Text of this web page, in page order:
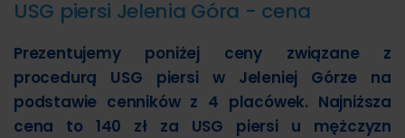
USG piersi Jelenia Góra - cena
Prezentujemy poniżej ceny związane z
procedurą USG piersi w Jeleniej Górze na
podstawie cenników z 4 placówek. Najniższa
cena to 140 zł za USG piersi u mężczyzn